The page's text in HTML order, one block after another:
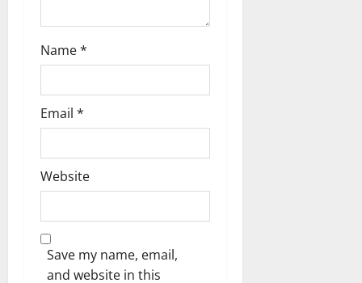
Name*
Email *
Website
Save my name, email,
and website in this